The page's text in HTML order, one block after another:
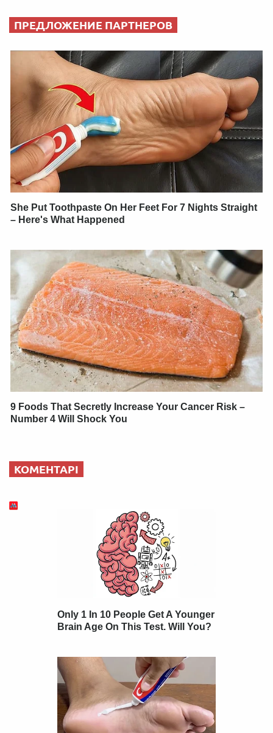
ПРЕДЛОЖЕНИЕ ПАРТНЕРОВ
She Put Toothpaste On Her Feet For 7 Nights Straight
– Here's What Happened
9 Foods That Secretly Increase Your Cancer Risk –
Number 4 Will Shock You
КОМЕНТАРІ